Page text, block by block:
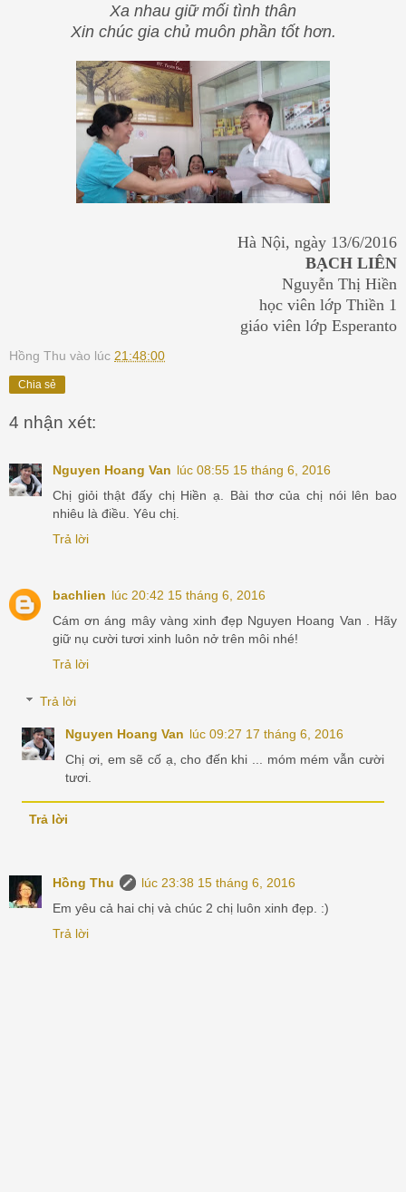
Xa nhau giữ mối tình thân
Xin chúc gia chủ muôn phần tốt hơn.
Hà Nội, ngày 13/6/2016
BẠCH LIÊN
Nguyễn Thị Hiền
học viên lớp Thiền 1
giáo viên lớp Esperanto
Hồng Thu vào lúc 21:48:00
Chia sẻ
4 nhận xét:
Nguyen Hoang Van lúc 08:55 15 tháng 6, 2016
Chị giỏi thật đấy chị Hiền ạ. Bài thơ của chị nói lên bao
nhiêu là điều. Yêu chị.
Trả lời
bachlien lúc 20:42 15 tháng 6, 2016
Cám ơn áng mây vàng xinh đẹp Nguyen Hoang Van . Hãy
giữ nụ cười tươi xinh luôn nở trên môi nhé!
Trả lời
Trả lời
Nguyen Hoang Van lúc 09:27 17 tháng 6, 2016
Chị ơi, em sẽ cố ạ, cho đến khi ... móm mém vẫn cười
tươi.
Trả lời
Hồng Thu
lúc 23:38 15 tháng 6, 2016
Em yêu cả hai chị và chúc 2 chị luôn xinh đẹp. :)
Trả lời